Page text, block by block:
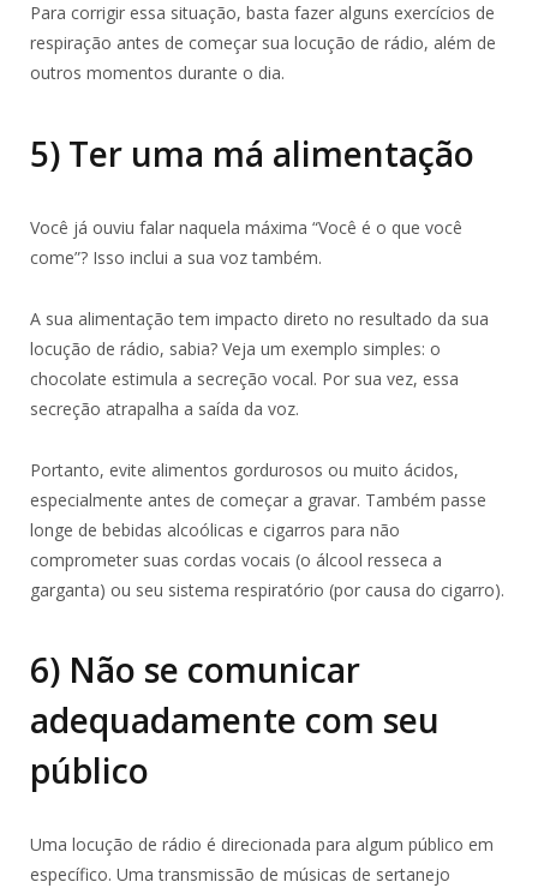
Para corrigir essa situação, basta fazer alguns exercícios de
respiração antes de começar sua locução de rádio, além de
outros momentos durante o dia.
5) Ter uma má alimentação
Você já ouviu falar naquela máxima “Você é o que você
come”? Isso inclui a sua voz também.
A sua alimentação tem impacto direto no resultado da sua
locução de rádio, sabia? Veja um exemplo simples: o
chocolate estimula a secreção vocal. Por sua vez, essa
secreção atrapalha a saída da voz.
Portanto, evite alimentos gordurosos ou muito ácidos,
especialmente antes de começar a gravar. Também passe
longe de bebidas alcoólicas e cigarros para não
comprometer suas cordas vocais (o álcool resseca a
garganta) ou seu sistema respiratório (por causa do cigarro).
6) Não se comunicar
adequadamente com seu
público
Uma locução de rádio é direcionada para algum público em
específico. Uma transmissão de músicas de sertanejo